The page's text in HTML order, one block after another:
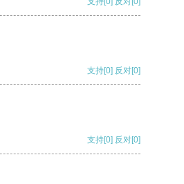
支持[0] 反对[0]
支持[0] 反对[0]